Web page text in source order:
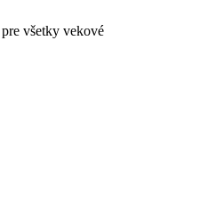
všetky vekové